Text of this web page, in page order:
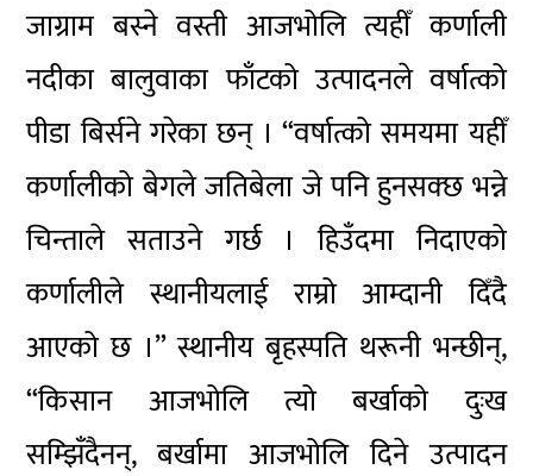
जाग्राम बस्ने वस्ती आजभोलि त्यहीँ कर्णाली
नदीका बालुवाका फाँटको उत्पादनले वर्षात्को
पीडा बिर्सने गरेका छन् । “वर्षात्को समयमा यहीँ
कर्णालीको बेगले जतिबेला जे पनि हुनसक्छ भन्ने
चिन्ताले सताउने गर्छ । हिउँदमा निदाएको
कर्णालीले स्थानीयलाई राम्रो आम्दानी दिँदै
आएको छ ।” स्थानीय बृहस्पति थरूनी भन्छीन्,
“किसान आजभोलि त्यो बर्खाको दुःख
सम्झिँदैनन्, बर्खामा आजभोलि दिने उत्पादन